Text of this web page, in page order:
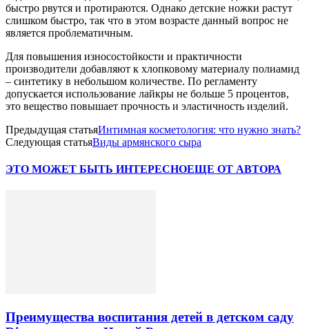
быстро рвутся и протираются. Однако детские ножки растут
слишком быстро, так что в этом возрасте данный вопрос не
является проблематичным.
Для повышения износостойкости и практичности
производители добавляют к хлопковому материалу полиамид
– синтетику в небольшом количестве. По регламенту
допускается использование лайкры не больше 5 процентов,
это вещество повышает прочность и эластичность изделий.
Предыдущая статьяИнтимная косметология: что нужно знать?
Следующая статьяВиды армянского сыра
ЭТО МОЖЕТ БЫТЬ ИНТЕРЕСНОЕЩЕ ОТ АВТОРА
Преимущества воспитания детей в детском саду